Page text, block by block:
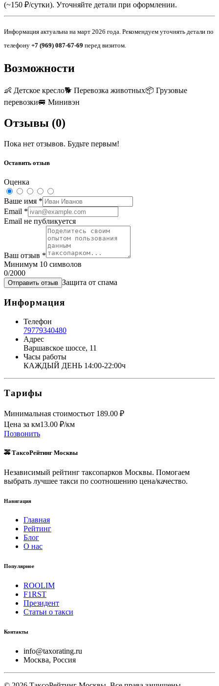
(~150 ₽/сутки). Уточняйте детали при оформлении.
Информация актуальна на март 2026 года. Рекомендуем уточнять детали по
телефону +7 (969) 087-67-69 перед визитом.
Возможности
👶 Детское кресло🐕 Перевозка животных📦 Грузовые
перевозки🚐 Минивэн
Отзывы (0)
Пока нет отзывов. Будьте первым!
Оставить отзыв
Оценка
Ваше имя *
Email *
Email не публикуется
Ваш отзыв *
Минимум 10 символов
0/2000
Отправить отзыв Защита от спама
Информация
Телефон
79779340480
Адрес
Варшавское шоссе, 11
Часы работы
КАЖДЫЙ ДЕНЬ 14:00-22:00ч
Тарифы
Минимальная стоимостьот 189.00 ₽
Цена за км13.00 ₽/км
Позвонить
🚕 ТаксоРейтинг Москвы
Независимый рейтинг таксопарков Москвы. Помогаем
выбрать лучшее такси по соотношению цена/качество.
Навигация
Главная
Рейтинг
Блог
О нас
Популярное
ROOLIM
F1RST
Президент
Статьи о такси
Контакты
info@taxorating.ru
Москва, Россия